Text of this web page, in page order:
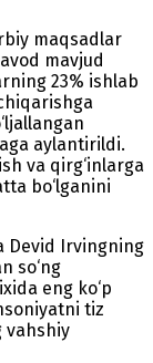
maqsadlar
mavjud
23% ishlab
aylantirildi.
va qirg‘inlarga
bo‘lganini
Devid Irvingning
so‘ng
eng ko‘p
tiz
vahshiy